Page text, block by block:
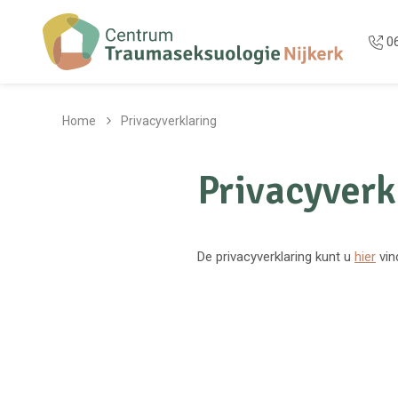
Overslaan en naar de inhoud gaan
Home Privacyverklaring
De privacyverklaring kunt u hier